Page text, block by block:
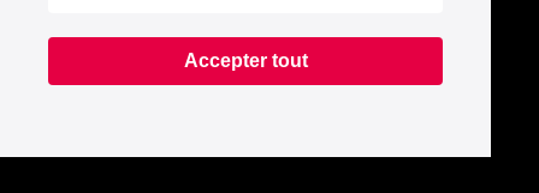
Accepter tout